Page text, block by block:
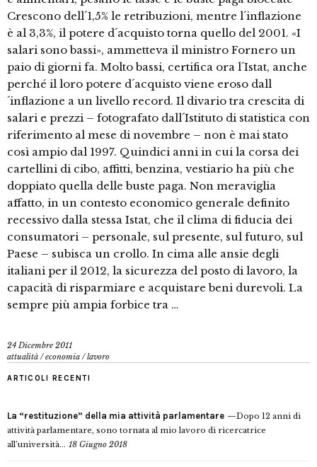
Crescono dell´1,5% le retribuzioni, mentre l´inflazione
è al 3,3%, il potere d´acquisto torna quello del 2001. «I
salari sono bassi», ammetteva il ministro Fornero un
paio di giorni fa. Molto bassi, certifica ora l´Istat, anche
perché il loro potere d´acquisto viene eroso dall
´inflazione a un livello record. Il divario tra crescita di
salari e prezzi – fotografato dall´Istituto di statistica con
riferimento al mese di novembre – non è mai stato
così ampio dal 1997. Quindici anni in cui la corsa dei
cartellini di cibo, affitti, benzina, vestiario ha più che
doppiato quella delle buste paga. Non meraviglia
affatto, in un contesto economico generale definito
recessivo dalla stessa Istat, che il clima di fiducia dei
consumatori – personale, sul presente, sul futuro, sul
Paese – subisca un crollo. In cima alle ansie degli
italiani per il 2012, la sicurezza del posto di lavoro, la
capacità di risparmiare e acquistare beni durevoli. La
sempre più ampia forbice tra …
24 Dicembre 2011
attualità /economia /lavoro
ARTICOLI RECENTI
La “restituzione” della mia attività parlamentare
Dopo 12 anni di
attività parlamentare, sono tornata al mio lavoro di ricercatrice
all’università... 18 Giugno 2018